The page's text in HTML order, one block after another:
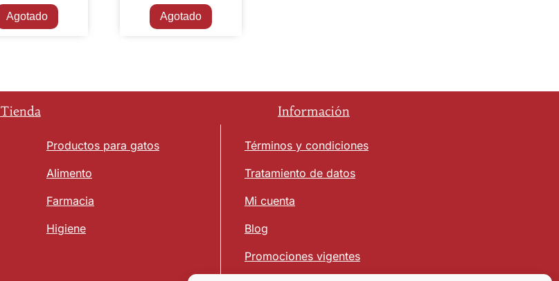
Agotado Agotado
Tienda Información
Productos para gatos
Alimento
Farmacia
Higiene
Términos y condiciones
Tratamiento de datos
Mi cuenta
Blog
Promociones vigentes